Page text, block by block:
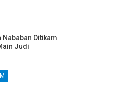
Nababan Ditikam
Judi